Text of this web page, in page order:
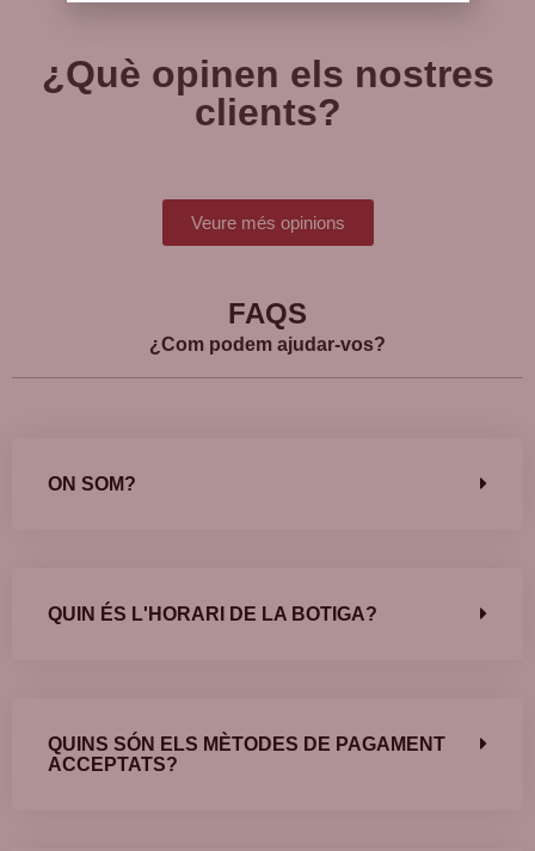
¿Què opinen els nostres
clients?
Veure més opinions
FAQS
¿Com podem ajudar-vos?
ON SOM?
QUIN ÉS L'HORARI DE LA BOTIGA?
QUINS SÓN ELS MÈTODES DE PAGAMENT
ACCEPTATS?